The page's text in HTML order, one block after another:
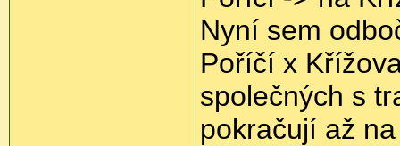
Nyní sem
Poříčí x
společných s
pokračují až